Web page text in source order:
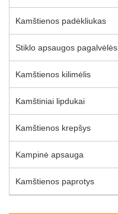
Kamštienos padėkliukas
Stiklo apsaugos pagalvėlės
Kamštienos kilimėlis
Kamštiniai lipdukai
Kamštienos krepšys
Kampinė apsauga
Kamštienos paprotys